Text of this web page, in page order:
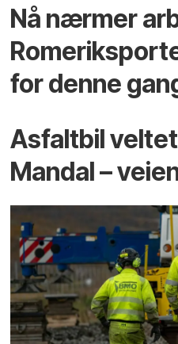
Nå nærmer
for denne
Asfaltbil
Mandal –